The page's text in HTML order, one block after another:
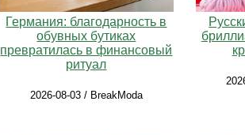
Германия: благодарность в
обувных бутиках
превратилась в финансовый
ритуал
2026-08-03 / BreakModa